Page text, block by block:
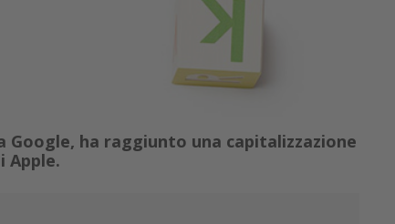
ha raggiunto una capitalizzazione
Apple.